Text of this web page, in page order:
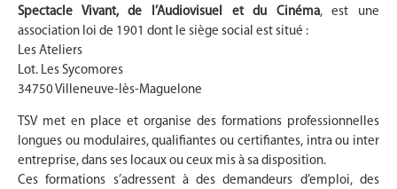
Spectacle Vivant, de l’Audiovisuel et du Cinéma, est une
association loi de 1901 dont le siège social est situé :
Les Ateliers
Lot. Les Sycomores
34750 Villeneuve-lès-Maguelone
TSV met en place et organise des formations professionnelles
longues ou modulaires, qualifiantes ou certifiantes, intra ou inter
entreprise, dans ses locaux ou ceux mis à sa disposition.
Ces formations s’adressent à des demandeurs d’emploi, des